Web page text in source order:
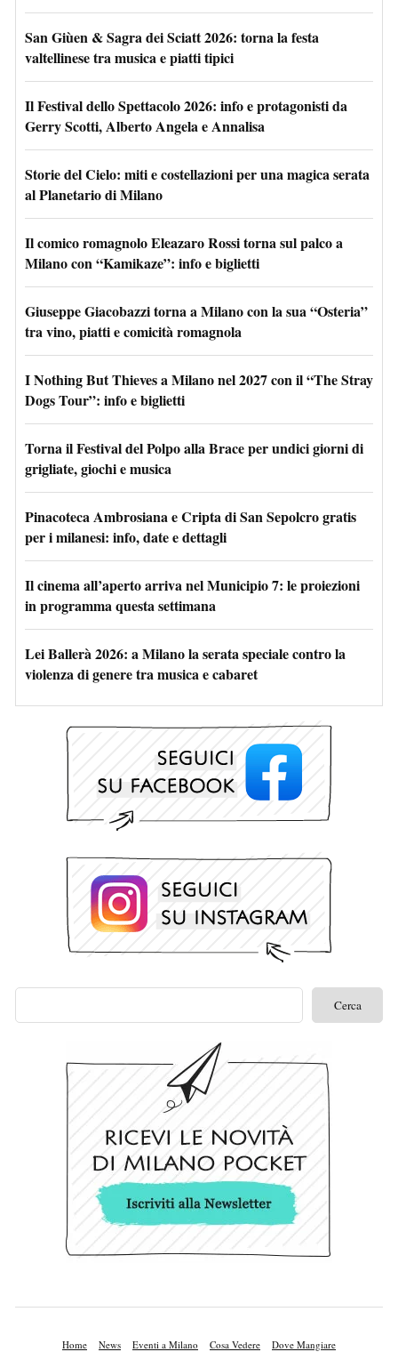
San Giùen & Sagra dei Sciatt 2026: torna la festa
valtellinese tra musica e piatti tipici
Il Festival dello Spettacolo 2026: info e protagonisti da
Gerry Scotti, Alberto Angela e Annalisa
Storie del Cielo: miti e costellazioni per una magica serata
al Planetario di Milano
Il comico romagnolo Eleazaro Rossi torna sul palco a
Milano con “Kamikaze”: info e biglietti
Giuseppe Giacobazzi torna a Milano con la sua “Osteria”
tra vino, piatti e comicità romagnola
I Nothing But Thieves a Milano nel 2027 con il “The Stray
Dogs Tour”: info e biglietti
Torna il Festival del Polpo alla Brace per undici giorni di
grigliate, giochi e musica
Pinacoteca Ambrosiana e Cripta di San Sepolcro gratis
per i milanesi: info, date e dettagli
Il cinema all’aperto arriva nel Municipio 7: le proiezioni
in programma questa settimana
Lei Ballerà 2026: a Milano la serata speciale contro la
violenza di genere tra musica e cabaret
Home News Eventi a Milano Cosa Vedere Dove Mangiare